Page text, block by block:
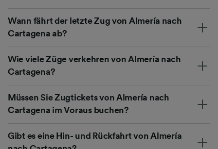
Wann fährt der letzte Zug von Almería nach
Cartagena ab?
Wie viele Züge verkehren von Almería nach
Cartagena?
Müssen Sie Zugtickets von Almería nach
Cartagena im Voraus buchen?
Gibt es eine Hin- und Rückfahrt von Almería